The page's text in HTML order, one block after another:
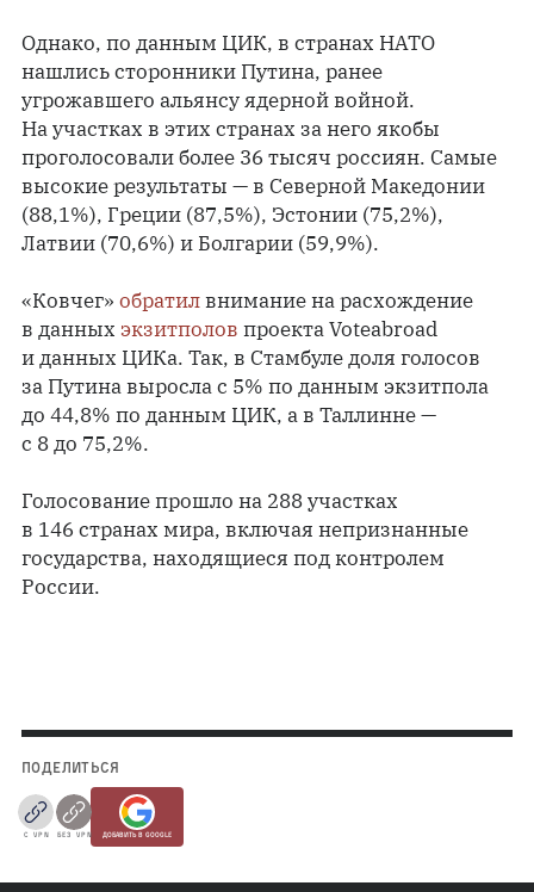
Однако, по данным ЦИК, в странах НАТО
нашлись сторонники Путина, ранее
угрожавшего альянсу ядерной войной.
На участках в этих странах за него якобы
проголосовали более 36 тысяч россиян. Самые
высокие результаты — в Северной Македонии
(88,1%), Греции (87,5%), Эстонии (75,2%),
Латвии (70,6%) и Болгарии (59,9%).
«Ковчег» обратилвнимание на расхождение
в данных экзитполов проекта Voteabroad
и данных ЦИКа. Так, в Стамбуле доля голосов
за Путина выросла с 5% по данным экзитпола
до 44,8% по данным ЦИК, а в Таллинне —
с 8 до 75,2%.
Голосование прошло на 288 участках
в 146 странах мира, включая непризнанные
государства, находящиеся под контролем
России.
ПОДЕЛИТЬСЯ
С VPN БЕЗ VPN ДОБАВИТЬ В GOOGLE